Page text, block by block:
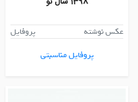
عکس نوشته
پروفایل
پروفایل مناسبتی